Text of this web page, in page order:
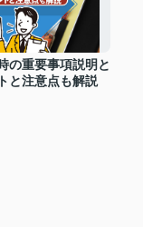
の重要事項説明と
と注意点も解説